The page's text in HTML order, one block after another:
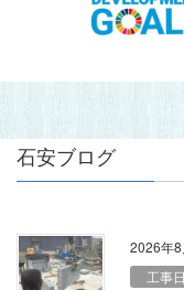
石安ブログ
2026年8
工事